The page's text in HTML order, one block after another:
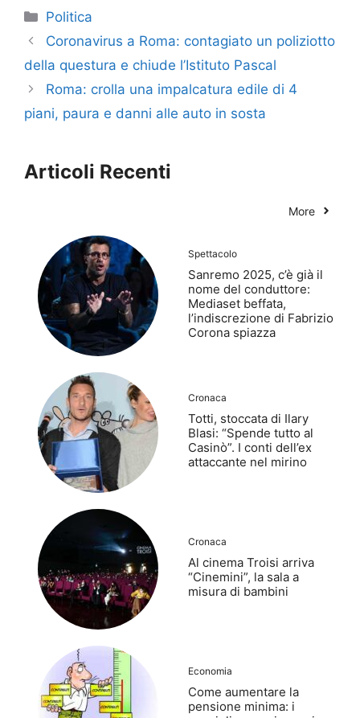
Categorie
Politica
Coronavirus a Roma: contagiato un poliziotto
della questura e chiude l’Istituto Pascal
Roma: crolla una impalcatura edile di 4
piani, paura e danni alle auto in sosta
Articoli Recenti
More
Spettacolo
Sanremo 2025, c’è già il
nome del conduttore:
Mediaset beffata,
l’indiscrezione di Fabrizio
Corona spiazza
Cronaca
Totti, stoccata di Ilary
Blasi: “Spende tutto al
Casinò”. I conti dell’ex
attaccante nel mirino
Cronaca
Al cinema Troisi arriva
“Cinemini”, la sala a
misura di bambini
Economia
Come aumentare la
pensione minima: i